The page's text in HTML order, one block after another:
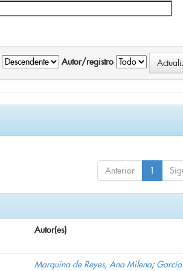
Autor/registro
Anterior 1
Autor(es)
Marquina de Reyes, Ana Milena;